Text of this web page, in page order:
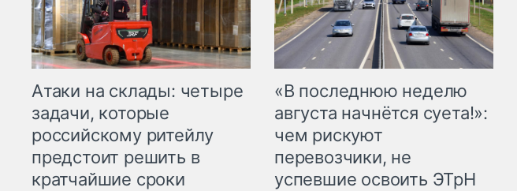
Атаки на склады: четыре
задачи, которые
российскому ритейлу
предстоит решить в
кратчайшие сроки
«В последнюю неделю
августа начнётся суета!»:
чем рискуют
перевозчики, не
успевшие освоить ЭТрН